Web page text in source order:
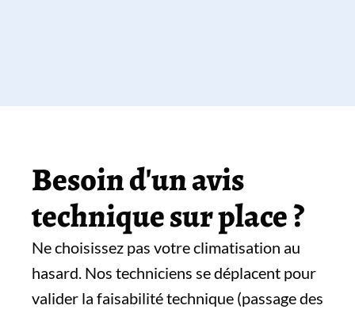
Besoin d'un avis
technique sur place ?
Ne choisissez pas votre climatisation au
hasard. Nos techniciens se déplacent pour
valider la faisabilité technique (passage des